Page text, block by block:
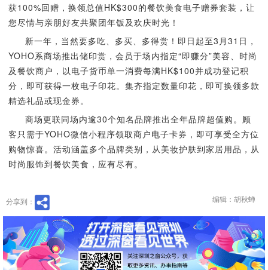
获100%回赠，换领总值HK$300的餐饮美食电子赠券套装，让
您尽情与亲朋好友共聚团年饭及欢庆时光！
新一年，当然要多吃、多买、多得赏！即日起至3月31日，
YOHO系商场推出储印赏，会员于场内指定“即赚分”美容、时尚
及餐饮商户，以电子货币单一消费每满HK$100并成功登记积
分，即可获得一枚电子印花。集齐指定数量印花，即可换领多款
精选礼品或现金券。
商场更联同场内逾30个知名品牌推出全年品牌超值购。顾
客只需于YOHO微信小程序领取商户电子卡券，即可享受全方位
购物惊喜。活动涵盖多个品牌类别，从美妆护肤到家居用品，从
时尚服饰到餐饮美食，应有尽有。
分享到： 编辑：胡秋蝉